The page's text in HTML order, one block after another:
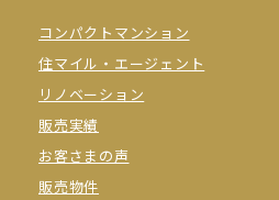
コンパクトマンション
住マイル・エージェント
リノベーション
販売実績
お客さまの声
販売物件